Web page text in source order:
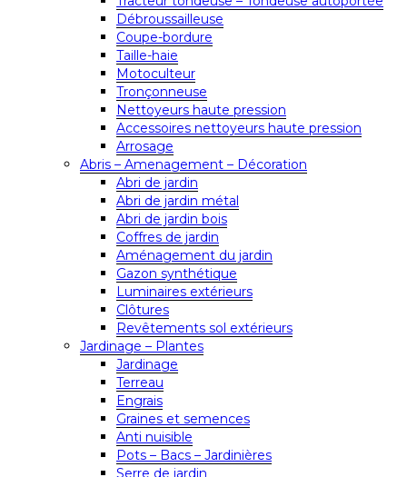
Débroussailleuse
Coupe-bordure
Taille-haie
Motoculteur
Tronçonneuse
Nettoyeurs haute pression
Accessoires nettoyeurs haute pression
Arrosage
Abris – Amenagement – Décoration
Abri de jardin
Abri de jardin métal
Abri de jardin bois
Coffres de jardin
Aménagement du jardin
Gazon synthétique
Luminaires extérieurs
Clôtures
Revêtements sol extérieurs
Jardinage – Plantes
Jardinage
Terreau
Engrais
Graines et semences
Anti nuisible
Pots – Bacs – Jardinières
Serre de jardin